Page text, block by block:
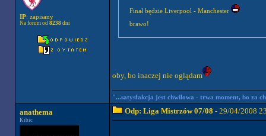
IP: zapisany
Na forum od 8238dni
Finał będzie Liverpool - Manchester
brawo!
oby, bo inaczej nie oglądam
"...satysfakcja jest chwilowa - trwa moment, bo za
anathema
Kibic
Odp: Liga Mistrzów 07/08 - 29/04/2008